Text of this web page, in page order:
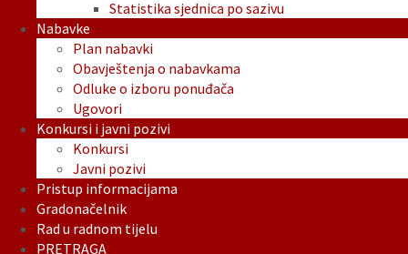
Statistika sjednica po sazivu
Nabavke
Plan nabavki
Obavještenja o nabavkama
Odluke o izboru ponuđača
Ugovori
Konkursi i javni pozivi
Konkursi
Javni pozivi
Pristup informacijama
Gradonačelnik
Rad u radnom tijelu
PRETRAGA